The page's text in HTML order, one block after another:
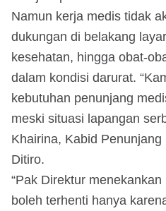
Namun kerja medis tidak
dukungan di belakang
kesehatan, hingga obat-
dalam kondisi darurat.
kebutuhan penunjang
meski situasi lapangan
Khairina, Kabid
Ditiro.
“Pak Direktur
boleh terhenti hanya